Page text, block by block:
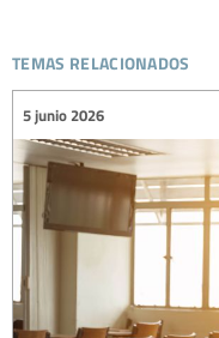
temas relacionados
5 junio 2026